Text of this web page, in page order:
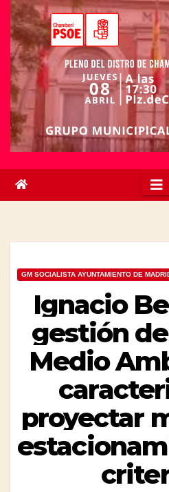
GM SOCIALISTA AYUNTAMIENTO DE
Ignacio
gestión
Medio
proyectar